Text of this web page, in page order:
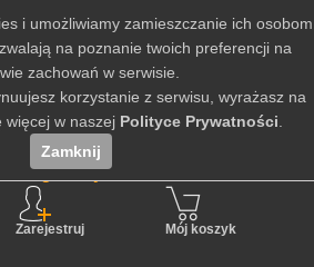
zalogowany
Zarejestruj Mój koszyk
i umożliwiamy zamieszczanie ich osobom
na poznanie twoich preferencji na
zachowań w serwisie.
korzystanie z serwisu, wyrażasz na
więcej w naszej Polityce Prywatności
Zamknij